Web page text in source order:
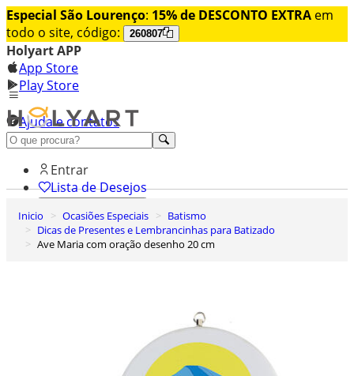
Especial São Lourenço: 15% de DESCONTO EXTRA em
todo o site, código:
260807
Holyart APP
App Store
Play Store
Ajuda e contatos
Conheça premium
Entrar
Lista de Desejos
0
Carrinho de Compras
Inicio Ocasiões Especiais
Batismo
Dicas de Presentes e Lembrancinhas para Batizado
Ave Maria com oração desenho 20 cm